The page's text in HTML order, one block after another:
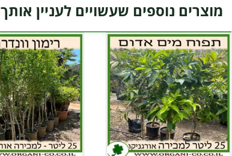
מוצרים נוספים שעשויים לעניין אותך